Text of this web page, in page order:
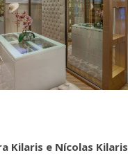
Kilaris e Nícolas Kilaris